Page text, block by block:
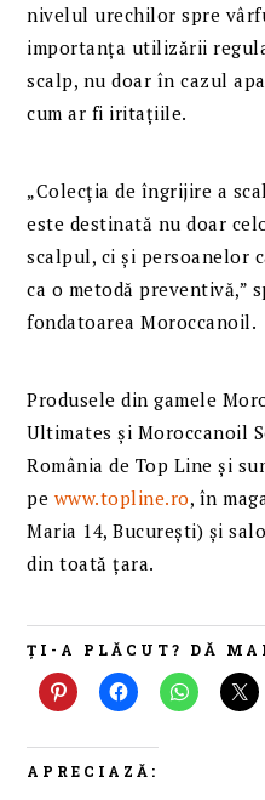
nivelul urechilor spre
importanța utilizării
scalp, nu doar în cazul
cum ar fi iritațiile.
„Colecția de îngrijire a
este destinată nu doar
scalpul, ci și persoanelor
ca o metodă preventivă,”
fondatoarea Moroccanoil.
Produsele din gamele
Ultimates și Moroccanoil
România de Top Line și
pe www.topline.ro, în
Maria 14, București) și
din toată țara.
ȚI-A PLĂCUT? DĂ
APRECIAZĂ: